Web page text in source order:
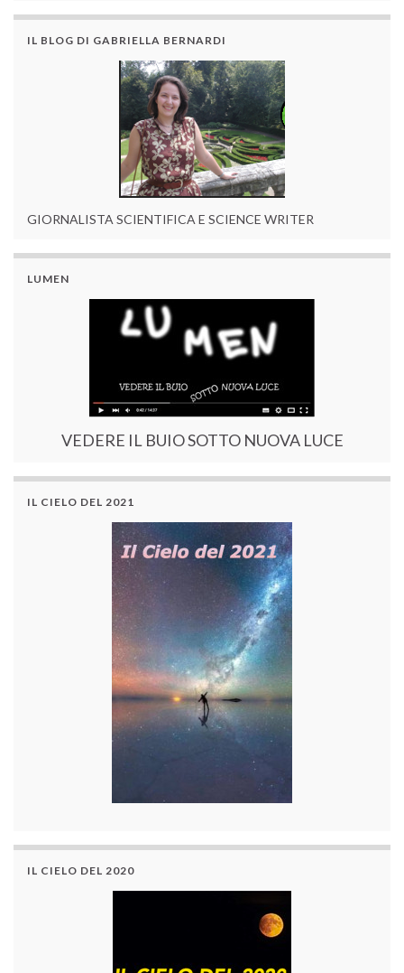
IL BLOG DI GABRIELLA BERNARDI
GIORNALISTA SCIENTIFICA E SCIENCE WRITER
LUMEN
VEDERE IL BUIO SOTTO NUOVA LUCE
IL CIELO DEL 2021
IL CIELO DEL 2020